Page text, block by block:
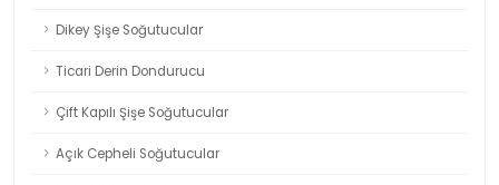
Dikey Şişe Soğutucular
Ticari Derin Dondurucu
Çift Kapılı Şişe Soğutucular
Açık Cepheli Soğutucular